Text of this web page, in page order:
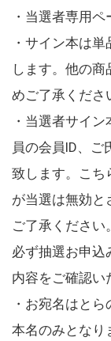
・当選者専用
・サイン本は
します。他の
めご了承くださ
・当選者サイ
員の会員ID、
致します。こち
が当選は無効と
ご了承ください。
必ず抽選お申込
内容をご確認い
・お宛名はと
本名のみとなり